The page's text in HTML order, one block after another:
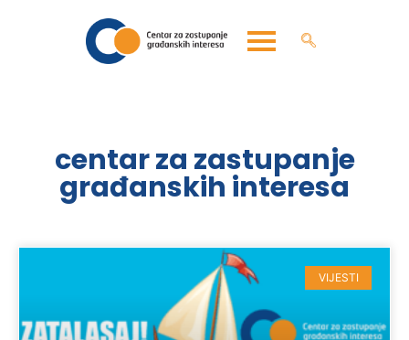
centar za zastupanje
građanskih interesa
VIJESTI